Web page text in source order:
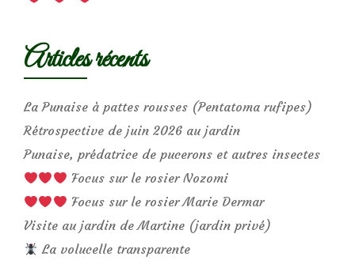
Articles récents
La Punaise à pattes rousses (Pentatoma rufipes)
Rétrospective de juin 2026 au jardin
Punaise, prédatrice de pucerons et autres insectes
Focus sur le rosier Nozomi
Focus sur le rosier Marie Dermar
Visite au jardin de Martine (jardin privé)
La volucelle transparente